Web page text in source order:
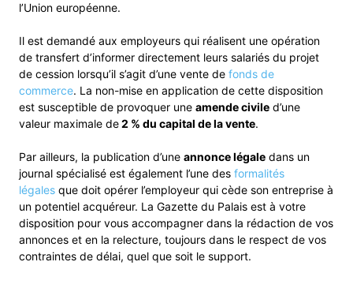
l’Union européenne.
Il est demandé aux employeurs qui réalisent une opération
de transfert d’informer directement leurs salariés du projet
de cession lorsqu’il s’agit d’une vente de fonds de
commerce. La non-mise en application de cette disposition
est susceptible de provoquer une amende civile d’une
valeur maximale de2 % du capital de la vente.
Par ailleurs, la publication d’une annonce légale dans un
journal spécialisé est également l’une des formalités
légales que doit opérer l’employeur qui cède son entreprise à
un potentiel acquéreur. La Gazette du Palais est à votre
disposition pour vous accompagner dans la rédaction de vos
annonces et en la relecture, toujours dans le respect de vos
contraintes de délai, quel que soit le support.